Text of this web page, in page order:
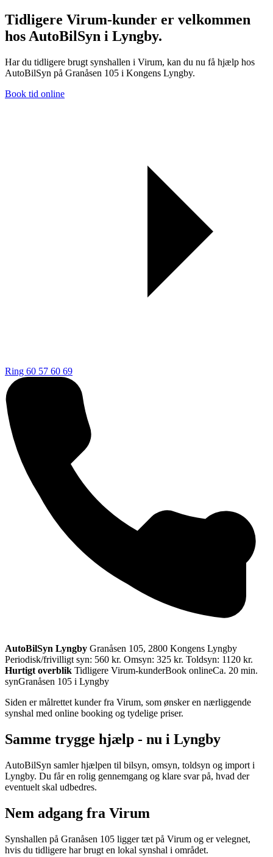
Tidligere Virum-kunder er velkommen
hos AutoBilSyn i Lyngby.
Har du tidligere brugt synshallen i Virum, kan du nu få hjælp hos
AutoBilSyn på Granåsen 105 i Kongens Lyngby.
Book tid online
Ring 60 57 60 69
AutoBilSyn Lyngby Granåsen 105, 2800 Kongens Lyngby
Periodisk/frivilligt syn: 560 kr. Omsyn: 325 kr. Toldsyn: 1120 kr.
Hurtigt overblik Tidligere Virum-kunderBook onlineCa. 20 min.
synGranåsen 105 i Lyngby
Siden er målrettet kunder fra Virum, som ønsker en nærliggende
synshal med online booking og tydelige priser.
Samme trygge hjælp - nu i Lyngby
AutoBilSyn samler hjælpen til bilsyn, omsyn, toldsyn og import i
Lyngby. Du får en rolig gennemgang og klare svar på, hvad der
eventuelt skal udbedres.
Nem adgang fra Virum
Synshallen på Granåsen 105 ligger tæt på Virum og er velegnet,
hvis du tidligere har brugt en lokal synshal i området.